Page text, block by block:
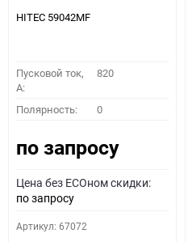
HITEC 59042MF
Пусковой ток,
A:
820
Полярность: 0
по запросу
Цена без ECOном скидки:
по запросу
Артикул: 67072